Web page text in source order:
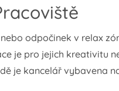
odpočinek v relax
je pro jejich kreativitu
je kancelář vybavena